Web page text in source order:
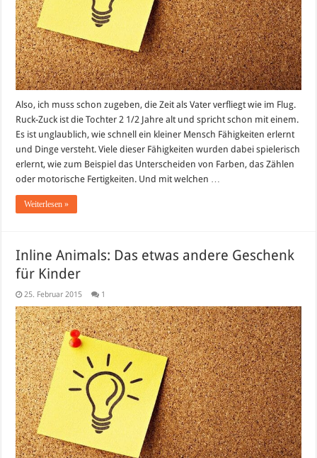
Also, ich muss schon zugeben, die Zeit als Vater verfliegt wie im Flug.
Ruck-Zuck ist die Tochter 2 1/2 Jahre alt und spricht schon mit einem.
Es ist unglaublich, wie schnell ein kleiner Mensch Fähigkeiten erlernt
und Dinge versteht. Viele dieser Fähigkeiten wurden dabei spielerisch
erlernt, wie zum Beispiel das Unterscheiden von Farben, das Zählen
oder motorische Fertigkeiten. Und mit welchen …
Weiterlesen »
Inline Animals: Das etwas andere Geschenk
für Kinder
25. Februar 2015 1